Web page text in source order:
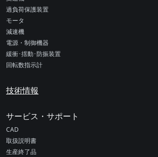
過負荷保護装置
モータ
減速機
電源・制御機器
緩衝･揺動･防振装置
回転数指示計
技術情報
サービス・サポート
CAD
取扱説明書
生産終了品